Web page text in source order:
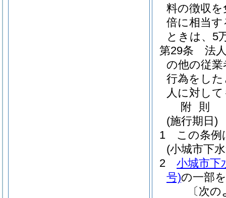
料の徴収
倍に相当す
ときは、5
第29条
法
の他の従
行為をし
人に対し
附 則
(施行期日)
1
この条例
(小城市下
2
小城市下
号)の一部
〔次